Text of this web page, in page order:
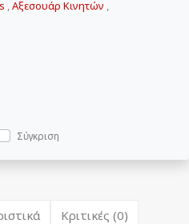
,Αξεσουάρ Κινητών ,
Σύγκριση
Κριτικές (0)